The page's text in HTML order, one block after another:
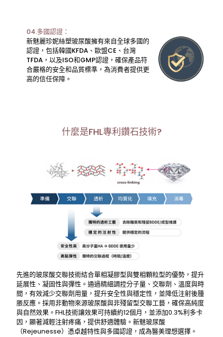
04.多國認證：
新魅麗珍妮絲塑玻尿酸擁有來自全球多國的
認證，包括韓國KFDA、歐盟CE、台灣
TFDA，以及ISO和GMP認證，確保產品符
合嚴格的安全和品質標準，為消費者提供更
高的信任保障。
什麼是FHL專利鑽石技術?
先進的玻尿酸交聯技術結合單相凝膠型與雙相顆粒型的優勢，提升
延展性、凝固性與彈性。通過精細調控分子量、交聯劑、溫度與時
間，有效減少交聯劑用量，提升安全性與穩定性，並降低注射後腫
脹反應。採用非動物來源玻尿酸與非殘留型交聯工藝，確保高純度
與自然效果。FHL技術讓效果可持續約12個月，並添加0.3%利多卡
因，顯著減輕注射疼痛，提供舒適體驗。新魅玻尿酸
（Rejeunesse）憑卓越特性與多國認證，成為醫美理想選擇。